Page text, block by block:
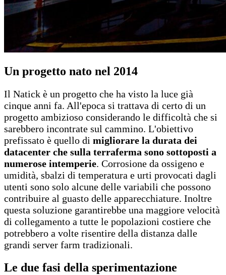
Un progetto nato nel 2014
Il Natick è un progetto che ha visto la luce già
cinque anni fa. All'epoca si trattava di certo di un
progetto ambizioso considerando le difficoltà che si
sarebbero incontrate sul cammino. L'obiettivo
prefissato è quello di migliorare la durata dei
datacenter che sulla terraferma sono sottoposti a
numerose intemperie. Corrosione da ossigeno e
umidità, sbalzi di temperatura e urti provocati dagli
utenti sono solo alcune delle variabili che possono
contribuire al guasto delle apparecchiature. Inoltre
questa soluzione garantirebbe una maggiore velocità
di collegamento a tutte le popolazioni costiere che
potrebbero a volte risentire della distanza dalle
grandi server farm tradizionali.
Le due fasi della sperimentazione